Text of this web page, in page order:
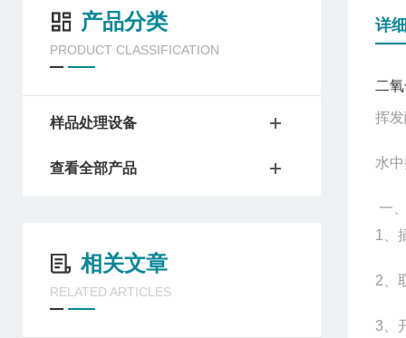
产品分类
PRODUCT CLASSIFICATION
样品处理设备
查看全部产品
相关文章
RELATED ARTICLES
详
二
挥
水
一
1、
2
3